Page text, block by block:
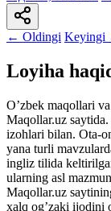
← Oldingi Keyingi
Loyiha
Oʼzbek maqollari
Maqollar.uz
izohlari bilan. Ota-
yana turli
ingliz tilida
ularning asl
Maqollar.uz
xalq ogʼzaki ijodini